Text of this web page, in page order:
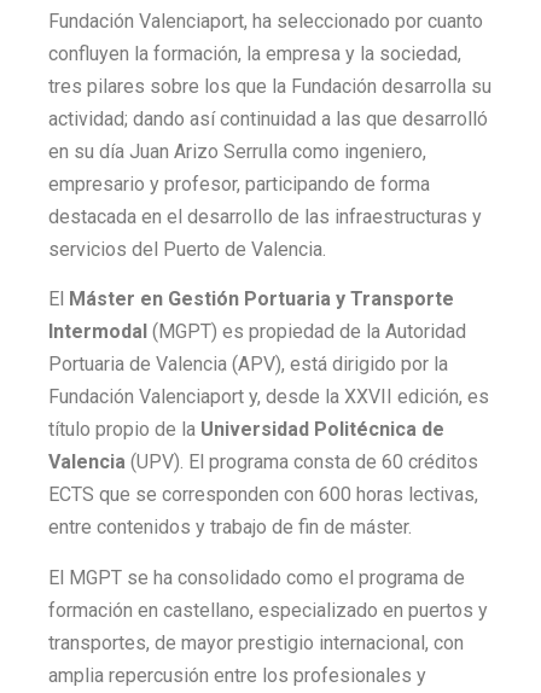
Fundación Valenciaport, ha seleccionado por cuanto
confluyen la formación, la empresa y la sociedad,
tres pilares sobre los que la Fundación desarrolla su
actividad; dando así continuidad a las que desarrolló
en su día Juan Arizo Serrulla como ingeniero,
empresario y profesor, participando de forma
destacada en el desarrollo de las infraestructuras y
servicios del Puerto de Valencia.
El Máster en Gestión Portuaria y Transporte
Intermodal (MGPT) es propiedad de la Autoridad
Portuaria de Valencia (APV), está dirigido por la
Fundación Valenciaport y, desde la XXVII edición, es
título propio de la Universidad Politécnica de
Valencia (UPV). El programa consta de 60 créditos
ECTS que se corresponden con 600 horas lectivas,
entre contenidos y trabajo de fin de máster.
El MGPT se ha consolidado como el programa de
formación en castellano, especializado en puertos y
transportes, de mayor prestigio internacional, con
amplia repercusión entre los profesionales y